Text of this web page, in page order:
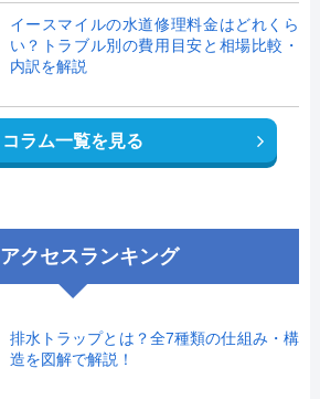
イースマイルの水道修理料金はどれくら
い？トラブル別の費用目安と相場比較・
内訳を解説
コラム一覧を見る
アクセスランキング
排水トラップとは？全7種類の仕組み・構
造を図解で解説！